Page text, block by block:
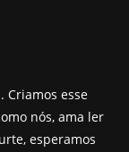
Criamos esse
nós, ama ler
esperamos